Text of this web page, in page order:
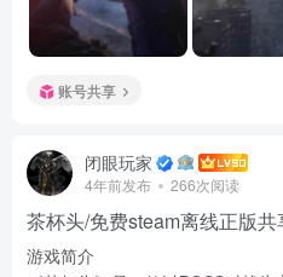
账号共享
闭眼玩家
4年前发布 266次阅读
茶杯头/免费steam离线正版共
游戏简介